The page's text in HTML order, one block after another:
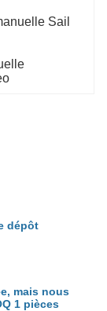
Sail
dépôt
mais nous
1 pièces